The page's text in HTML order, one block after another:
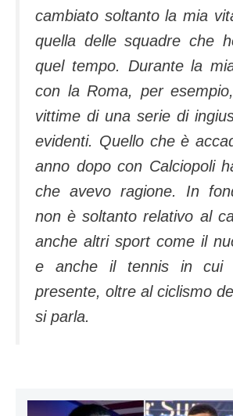
cambiato soltanto la mia
quella delle squadre che
quel tempo. Durante la
con la Roma, per
vittime di una serie di
evidenti. Quello che è
anno dopo con Calciopoli
che avevo ragione. In
non è soltanto relativo al
anche altri sport come il
e anche il tennis in cui
presente, oltre al ciclismo
si parla.